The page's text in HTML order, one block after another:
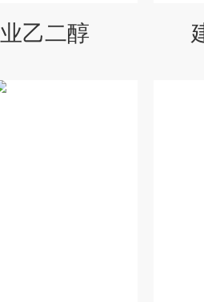
乙二醇